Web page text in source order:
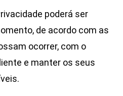
poderá ser
de acordo com as
ocorrer, com o
e manter os seus